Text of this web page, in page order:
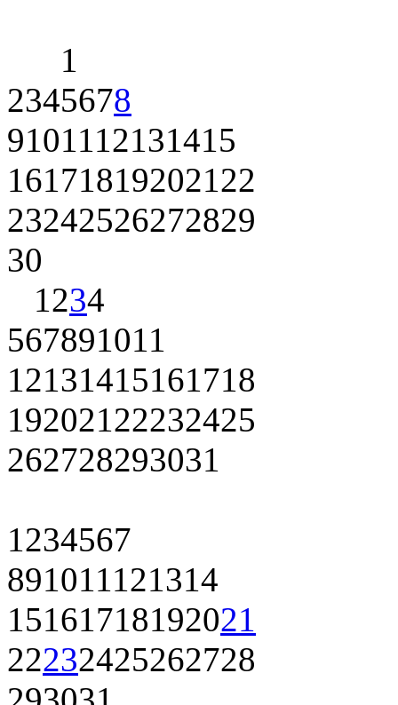
1
2345678
9101112131415
16171819202122
23242526272829
30
1234
567891011
12131415161718
19202122232425
262728293031
1234567
891011121314
15161718192021
22232425262728